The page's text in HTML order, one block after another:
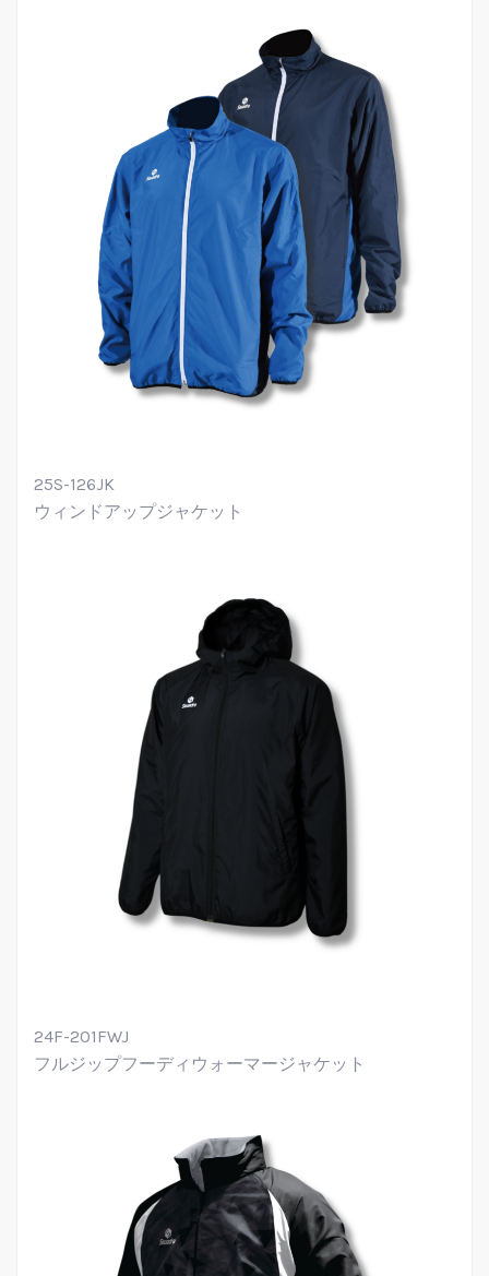
25S-126JK
ウィンドアップジャケット
24F-201FWJ
フルジップフーディウォーマージャケット